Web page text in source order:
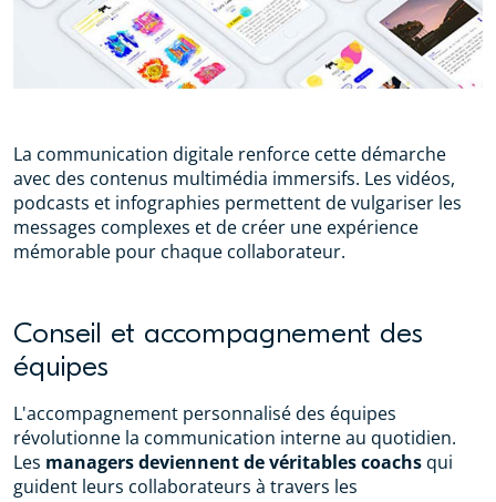
La communication digitale renforce cette démarche
avec des contenus multimédia immersifs. Les vidéos,
podcasts et infographies permettent de vulgariser les
messages complexes et de créer une expérience
mémorable pour chaque collaborateur.
Conseil et accompagnement des
équipes
L'accompagnement personnalisé des équipes
révolutionne la communication interne au quotidien.
Les managers deviennent de véritables coachs qui
guident leurs collaborateurs à travers les